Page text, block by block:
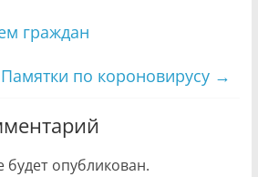
граждан
Памятки по короновирусу →
опубликован.